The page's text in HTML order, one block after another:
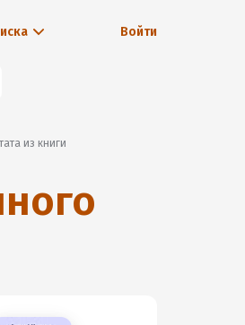
Войти
из книги